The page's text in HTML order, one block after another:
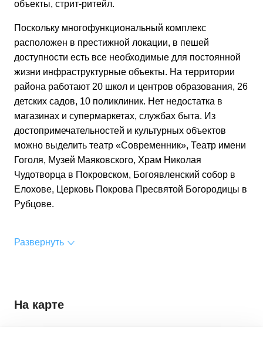
объекты, стрит-ритейл.
Поскольку многофункциональный комплекс
расположен в престижной локации, в пешей
доступности есть все необходимые для постоянной
жизни инфраструктурные объекты. На территории
района работают 20 школ и центров образования, 26
детских садов, 10 поликлиник. Нет недостатка в
магазинах и супермаркетах, службах быта. Из
достопримечательностей и культурных объектов
можно выделить театр «Coврeменник», Театр имени
Гоголя, Музей Маяковского, Храм Николая
Чудотворца в Покровском, Богоявленский собор в
Елохове, Церковь Покрова Пресвятой Богородицы в
Рубцове.
Развернуть
На карте